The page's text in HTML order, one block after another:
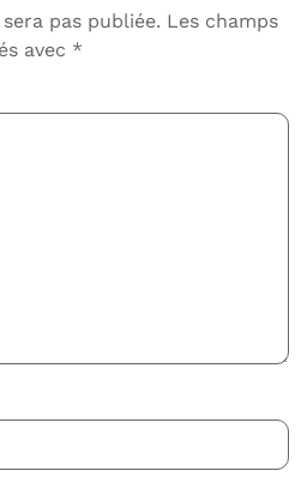
pas publiée. Les champs
avec *